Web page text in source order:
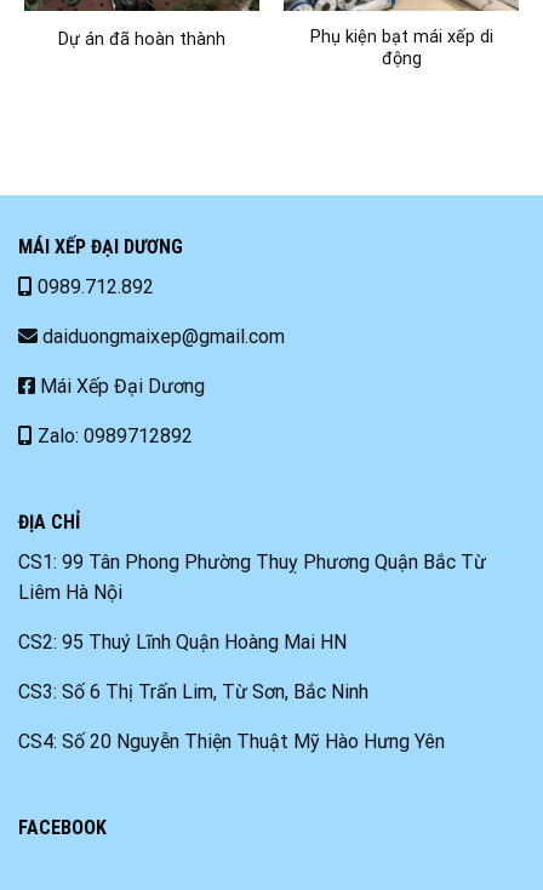
Dự án đã hoàn thành
Phụ kiện bạt mái xếp di
động
MÁI XẾP ĐẠI DƯƠNG
0989.712.892
daiduongmaixep@gmail.com
Mái Xếp Đại Dương
Zalo: 0989712892
ĐỊA CHỈ
CS1: 99 Tân Phong Phường Thuỵ Phương Quận Bắc Từ
Liêm Hà Nội
CS2: 95 Thuý Lĩnh Quận Hoàng Mai HN
CS3: Số 6 Thị Trấn Lim, Từ Sơn, Bắc Ninh
CS4: Số 20 Nguyễn Thiện Thuật Mỹ Hào Hưng Yên
FACEBOOK